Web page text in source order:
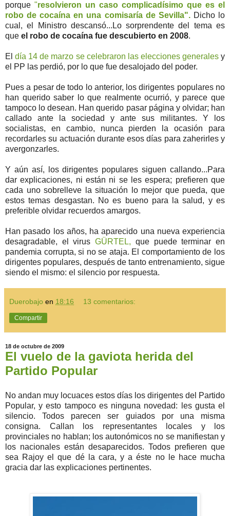
porque "resolvieron un caso complicadísimo que es el
robo de cocaína en una comisaría de Sevilla". Dicho lo
cual, el Ministro descansó...Lo sorprendente del tema es
que el robo de cocaína fue descubierto en 2008.
Eldía 14 de marzo se celebraron las elecciones generalesy
el PP las perdió, por lo que fue desalojado del poder.
Pues a pesar de todo lo anterior, los dirigentes populares no
han querido saber lo que realmente ocurrió, y parece que
tampoco lo desean. Han querido pasar página y olvidar; han
callado ante la sociedad y ante sus militantes. Y los
socialistas, en cambio, nunca pierden la ocasión para
recordarles su actuación durante esos días para zaherirles y
avergonzarles.
Y aún así, los dirigentes populares siguen callando...Para
dar explicaciones, ni están ni se les espera; prefieren que
cada uno sobrelleve la situación lo mejor que pueda, que
estos temas desgastan. No es bueno para la salud, y es
preferible olvidar recuerdos amargos.
Han pasado los años, ha aparecido una nueva experiencia
desagradable, el virusGÜRTEL, que puede terminar en
pandemia corrupta, si no se ataja. El comportamiento de los
dirigentes populares, después de tanto entrenamiento, sigue
siendo el mismo: el silencio por respuesta.
Duerobajo en 18:16 13 comentarios:
Compartir
18 de octubre de 2009
El vuelo de la gaviota herida del
Partido Popular
No andan muy locuaces estos días los dirigentes del Partido
Popular, y esto tampoco es ninguna novedad: les gusta el
silencio. Todos parecen ser guiados por una misma
consigna. Callan los representantes locales y los
provinciales no hablan; los autonómicos no se manifiestan y
los nacionales están desaparecidos. Todos prefieren que
sea Rajoy el que dé la cara, y a éste no le hace mucha
gracia dar las explicaciones pertinentes.